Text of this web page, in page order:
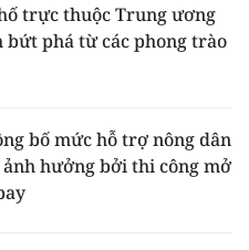
trực thuộc Trung ương
bứt phá từ các phong trào
bố mức hỗ trợ nông dân
hưởng bởi thi công mở